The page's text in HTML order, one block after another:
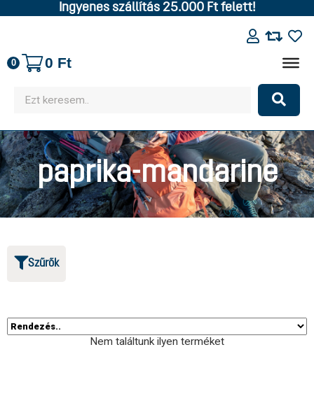
Ingyenes szállítás 25.000 Ft felett!
0 0 Ft
paprika-mandarine
Szűrők
Nem találtunk ilyen terméket